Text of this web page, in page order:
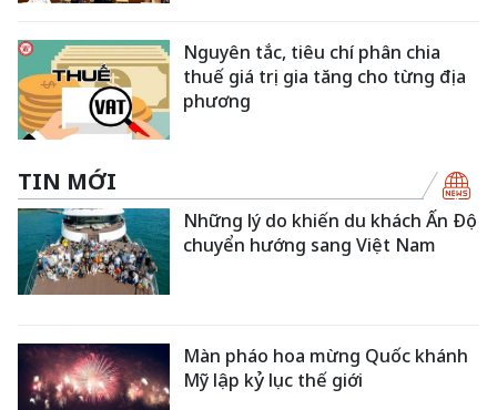
Nguyên tắc, tiêu chí phân chia
thuế giá trị gia tăng cho từng địa
phương
TIN MỚI
Những lý do khiến du khách Ấn Độ
chuyển hướng sang Việt Nam
Màn pháo hoa mừng Quốc khánh
Mỹ lập kỷ lục thế giới